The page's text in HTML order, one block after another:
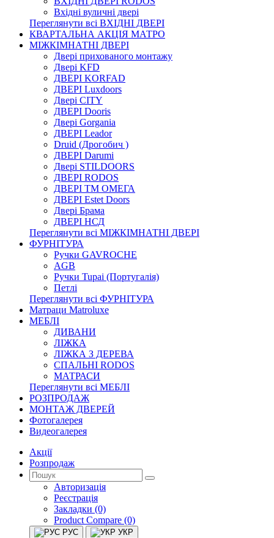
Вхідні вуличні двері
Переглянути всі ВХІДНІ ДВЕРІ
КВАРТАЛЬНА АКЦІЯ МАТРО
МІЖКІМНАТНІ ДВЕРІ
Двері прихованого монтажу
Двері KFD
ДВЕРІ KORFAD
ДВЕРІ Luxdoors
Двері CITY
ДВЕРІ Dooris
Двері Gorgania
ДВЕРІ Leador
Druid (Дрогобич )
ДВЕРІ Darumi
Двері STILDOORS
ДВЕРІ RODOS
ДВЕРІ ТМ ОМЕГА
ДВЕРІ Estet Doors
Двері Брама
ДВЕРІ НСД
Переглянути всі МІЖКІМНАТНІ ДВЕРІ
ФУРНІТУРА
Ручки GAVROCHE
AGB
Ручки Tupai (Португалія)
Петлі
Переглянути всі ФУРНІТУРА
Матраци Matroluxe
МЕБЛІ
ДИВАНИ
ЛІЖКА
ЛІЖКА З ДЕРЕВА
СПАЛЬНІ RODOS
МАТРАСИ
Переглянути всі МЕБЛІ
РОЗПРОДАЖ
МОНТАЖ ДВЕРЕЙ
Фотогалерея
Видеогалерея
Акції
Розпродаж
Авторизація
Реєстрація
Закладки (0)
Product Compare (0)
РУС УКР